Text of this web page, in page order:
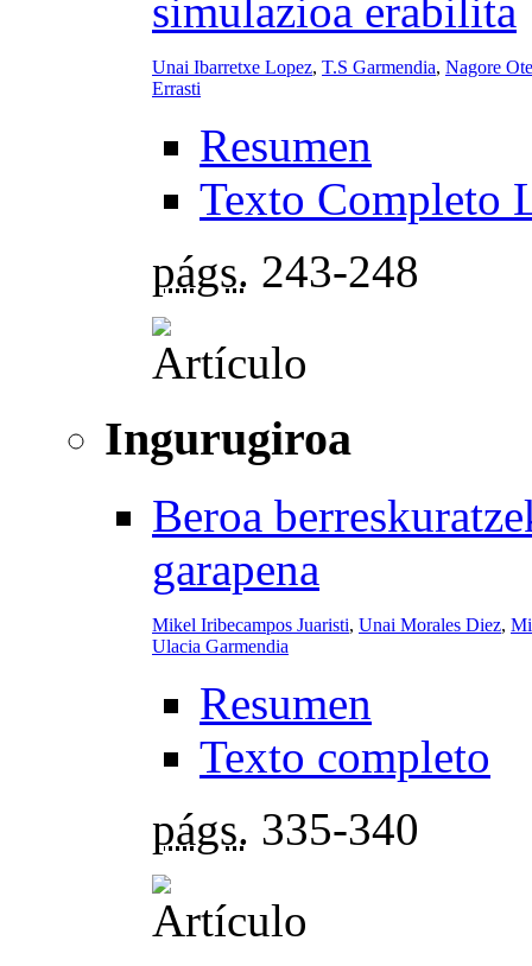
simulazioa erabilita
Unai Ibarretxe Lopez, T.S Garmendia, Nagore
Errasti
Resumen
Texto Completo
págs. 243-248
Ingurugiroa
Beroa
garapena
Mikel Iribecampos Juaristi, Unai Morales Diez,
Ulacia Garmendia
Resumen
Texto completo
págs. 335-340